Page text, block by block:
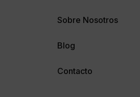
Sobre Nosotros
Blog
Contacto